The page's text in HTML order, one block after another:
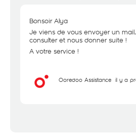
Bonsoir Alya
Je viens de vous envoyer un
consulter et nous donner suite !
A votre service !
Ooredoo Assistance il y a